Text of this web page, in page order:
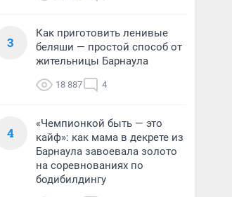
3
Как приготовить ленивые
беляши — простой способ от
жительницы Барнаула
18 887 4
4
«Чемпионкой быть — это
кайф»: как мама в декрете из
Барнаула завоевала золото
на соревнованиях по
бодибилдингу